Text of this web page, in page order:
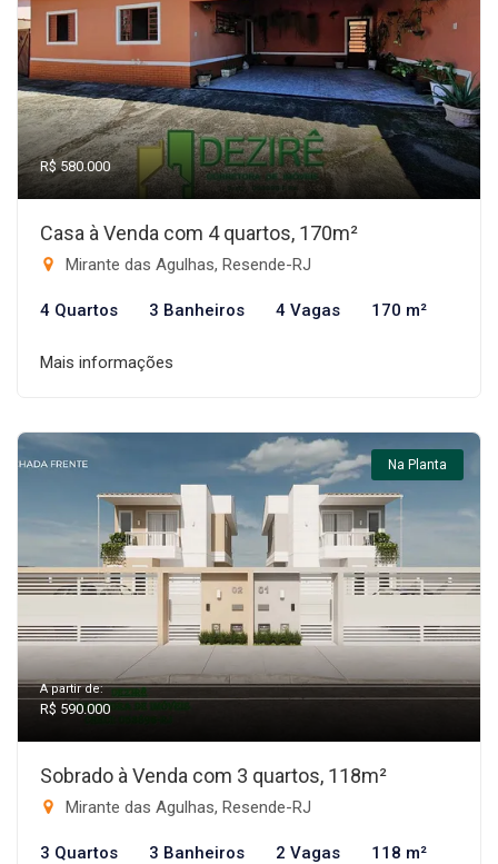
R$ 580.000
Casa à Venda com 4 quartos, 170m²
Mirante das Agulhas, Resende-RJ
4 Quartos 3 Banheiros 4 Vagas 170 m²
Mais informações
Na Planta
A partir de:
R$ 590.000
Sobrado à Venda com 3 quartos, 118m²
Mirante das Agulhas, Resende-RJ
3 Quartos 3 Banheiros 2 Vagas 118 m²